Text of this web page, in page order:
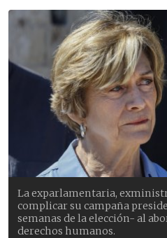
La exparlamentaria,
complicar su campaña
semanas de la elección- al
derechos humanos.